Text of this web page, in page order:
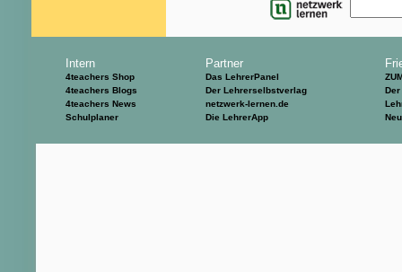
Intern
4teachers Shop
4teachers Blogs
4teachers News
Schulplaner
Partner
Das LehrerPanel
Der Lehrerselbstverlag
netzwerk-lernen.de
Die LehrerApp